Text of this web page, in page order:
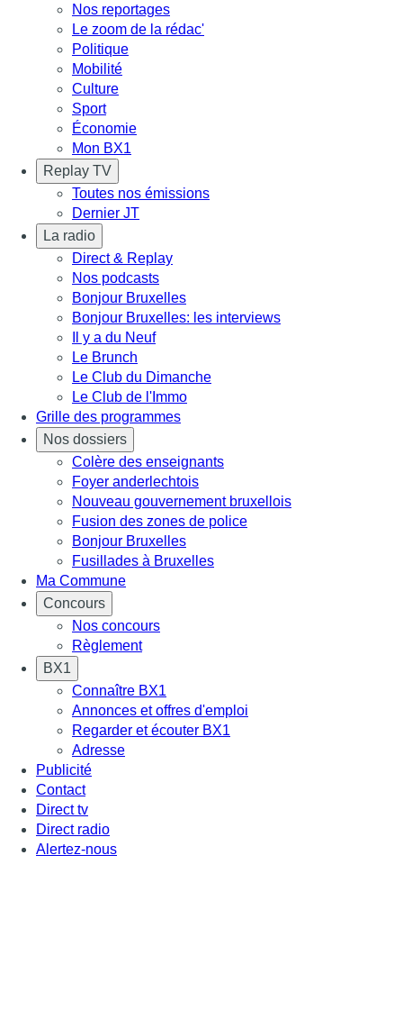
Nos reportages
Le zoom de la rédac'
Politique
Mobilité
Culture
Sport
Économie
Mon BX1
Replay TV
Toutes nos émissions
Dernier JT
La radio
Direct & Replay
Nos podcasts
Bonjour Bruxelles
Bonjour Bruxelles: les interviews
Il y a du Neuf
Le Brunch
Le Club du Dimanche
Le Club de l'Immo
Grille des programmes
Nos dossiers
Colère des enseignants
Foyer anderlechtois
Nouveau gouvernement bruxellois
Fusion des zones de police
Bonjour Bruxelles
Fusillades à Bruxelles
Ma Commune
Concours
Nos concours
Règlement
BX1
Connaître BX1
Annonces et offres d'emploi
Regarder et écouter BX1
Adresse
Publicité
Contact
Direct tv
Direct radio
Alertez-nous